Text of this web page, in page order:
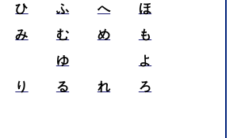
ひ ふ へ
ほ
み む め
も
ゆ
よ
り る れ
ろ